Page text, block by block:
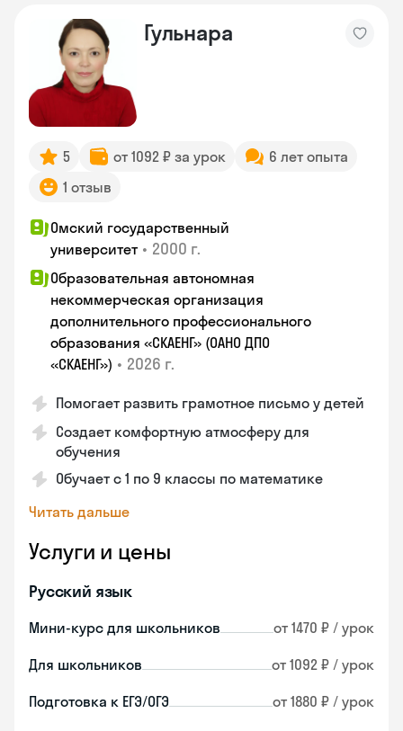
Гульнара
5 от 1092 ₽ за урок
6 лет опыта
1 отзыв
Омский государственный
университет • 2000 г.
Образовательная автономная
некоммерческая организация
дополнительного профессионального
образования «СКАЕНГ» (ОАНО ДПО
«СКАЕНГ») • 2026 г.
Помогает развить грамотное письмо у детей
Создает комфортную атмосферу для
обучения
Обучает с 1 по 9 классы по математике
Читать дальше
Услуги и цены
Русский язык
Мини-курс для школьников от 1470 ₽ / урок
Для школьников от 1092 ₽ / урок
Подготовка к ЕГЭ/ОГЭ от 1880 ₽ / урок